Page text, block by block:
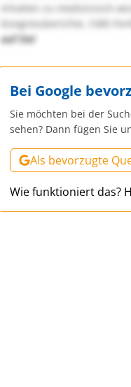
Inhalten zu medizinisch-
Kongressberichte, CME-
auf Sie!
Bei Google
Sie möchten bei der
sehen? Dann fügen Sie
Als bevorzugte
Wie funktioniert das?